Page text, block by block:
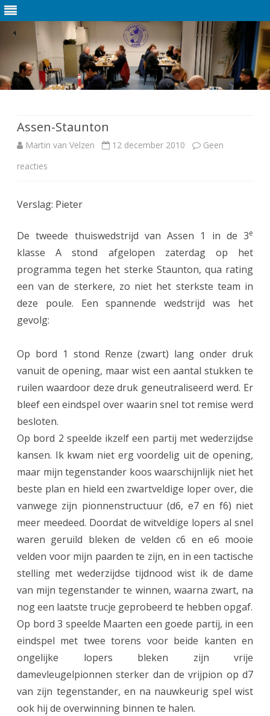
Assen-Staunton
Martin van Velzen 12 december 2010
Geen
reacties
A
e
n
t
a
n
t
o
n
Verslag: Pieter
De tweede thuiswedstrijd van Assen 1 in de 3e
klasse A stond afgelopen zaterdag op het
programma tegen het sterke Staunton, qua rating
een van de sterkere, zo niet het sterkste team in
deze poule. Een spannende wedstrijd was het
gevolg:
Op bord 1 stond Renze (zwart) lang onder druk
vanuit de opening, maar wist een aantal stukken te
ruilen waardoor deze druk geneutraliseerd werd. Er
bleef een eindspel over waarin snel tot remise werd
besloten.
Op bord 2 speelde ikzelf een partij met wederzijdse
kansen. Ik kwam niet erg voordelig uit de opening,
maar mijn tegenstander koos waarschijnlijk niet het
beste plan en hield een zwartveldige loper over, die
vanwege zijn pionnenstructuur (d6, e7 en f6) niet
meer meedeed. Doordat de witveldige lopers al snel
waren geruild bleken de velden c6 en e6 mooie
velden voor mijn paarden te zijn, en in een tactische
stelling met wederzijdse tijdnood wist ik de dame
van mijn tegenstander te winnen, waarna zwart, na
nog een laatste trucje geprobeerd te hebben opgaf.
Op bord 3 speelde Maarten een goede partij, in een
eindspel met twee torens voor beide kanten en
ongelijke lopers bleken zijn vrije
damevleugelpionnen sterker dan de vrijpion op d7
van zijn tegenstander, en na nauwkeurig spel wist
ook hij de overwinning binnen te halen.